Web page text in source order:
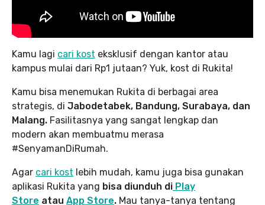
Kamu lagi cari kost eksklusif dengan kantor atau
kampus mulai dari Rp1 jutaan? Yuk, kost di Rukita!
Kamu bisa menemukan Rukita di berbagai area
strategis, di Jabodetabek, Bandung, Surabaya, dan
Malang. Fasilitasnya yang sangat lengkap dan
modern akan membuatmu merasa
#SenyamanDiRumah.
Agar cari kost lebih mudah, kamu juga bisa gunakan
aplikasi Rukita yang bisa diunduh di Play
Store atau App Store. Mau tanya-tanya tentang